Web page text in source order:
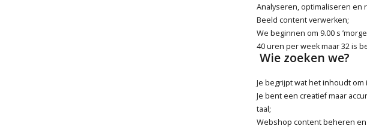
Analyseren, optimaliseren en
Beeld content verwerken;
We beginnen om 9.00 s
40 uren per week maar 32 is
Wie zoeken we?
Je begrijpt wat het inhoudt
Je bent een creatief maar
taal;
Webshop content beheren en